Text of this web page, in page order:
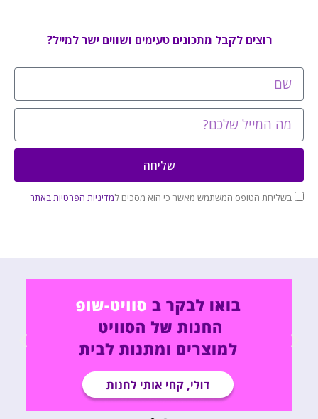
רוצים לקבל מתכונים טעימים ושווים ישר למייל?
בשליחת הטופס המשתמש מאשר כי הוא מסכים למדיניות הפרטיות באתר
שליחה